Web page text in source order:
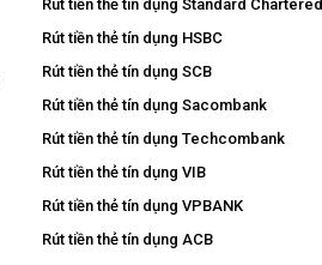
Rút tiền thẻ tín dụng Standard Chartered
Rút tiền thẻ tín dụng HSBC
Rút tiền thẻ tín dụng SCB
Rút tiền thẻ tín dụng Sacombank
Rút tiền thẻ tín dụng Techcombank
Rút tiền thẻ tín dụng VIB
Rút tiền thẻ tín dụng VPBANK
Rút tiền thẻ tín dụng ACB